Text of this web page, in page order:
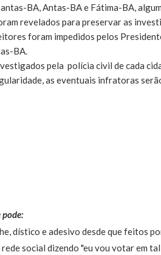
BA, Antas-BA e Fátima-BA,
revelados para preservar as
foram impedidos pelos
BA.
pela polícia civil de cada
as eventuais infratoras
pode:
dístico e adesivo desde que feitos
social dizendo "eu vou votar em